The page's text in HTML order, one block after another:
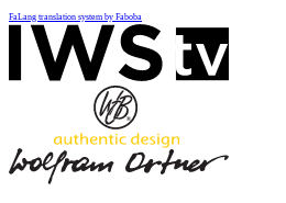
FaLang translation system by Faboba